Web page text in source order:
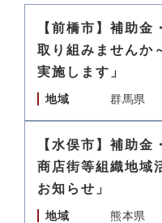
【前橋市】補助
取り組みませんか
実施します」
地域 群馬県
【水俣市】補助
商店街等組織地域
お知らせ」
地域 熊本県